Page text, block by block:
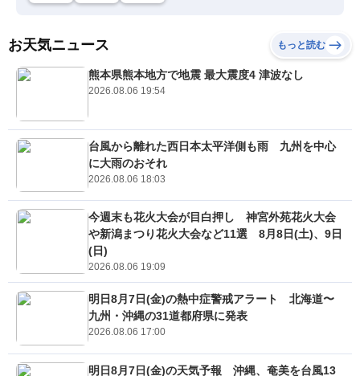
お天気ニュース もっと読む
熊本県熊本地方で地震 最大震度4 津波なし
2026.08.06 19:54
台風から離れた西日本太平洋側も雨 九州を中心
に大雨のおそれ
2026.08.06 18:03
今週末も花火大会が目白押し 神宮外苑花火大会
や新潟まつり花火大会など11選 8月8日(土)、9日
(日)
2026.08.06 19:09
明日8月7日(金)の熱中症警戒アラート 北海道〜
九州・沖縄の31道都府県に発表
2026.08.06 17:00
明日8月7日(金)の天気予報 沖縄、奄美を台風13